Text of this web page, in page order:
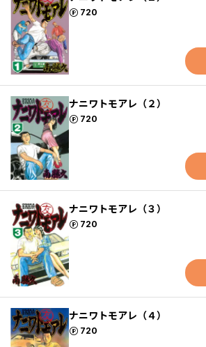
720
ポイント
ナニワトモアレ（２）
720
ポイント
ナニワトモアレ（３）
720
ポイント
ナニワトモアレ（４）
720
ポイント